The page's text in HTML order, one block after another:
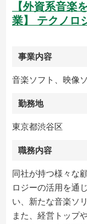
【外資系音楽
業】 テクノロ
事業内容
音楽ソフト、映像
勤務地
東京都渋谷区
職務内容
同社が持つ様々な
ロジーの活用を通
い、新たな音楽ソ
また、経営トップ